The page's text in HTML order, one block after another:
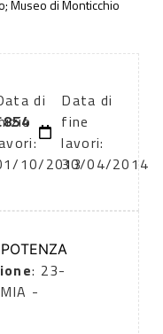
Museo di Monticchio
di
10/2013
Data di
fine
lavori:
30/04/2014
: 23-
-